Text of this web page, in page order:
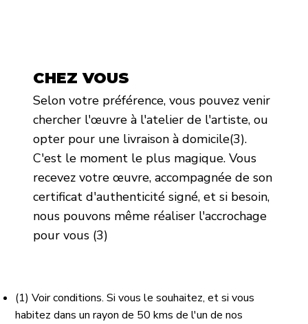
CHEZ VOUS
Selon votre préférence, vous pouvez venir
chercher l'œuvre à l'atelier de l'artiste, ou
opter pour une livraison à domicile(3).
C'est le moment le plus magique. Vous
recevez votre œuvre, accompagnée de son
certificat d'authenticité signé, et si besoin,
nous pouvons même réaliser l'accrochage
pour vous (3)
(1) Voir conditions. Si vous le souhaitez, et si vous
habitez dans un rayon de 50 kms de l'un de nos